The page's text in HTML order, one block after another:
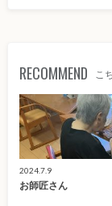
RECOMMEND こ
2024.7.9
お師匠さん